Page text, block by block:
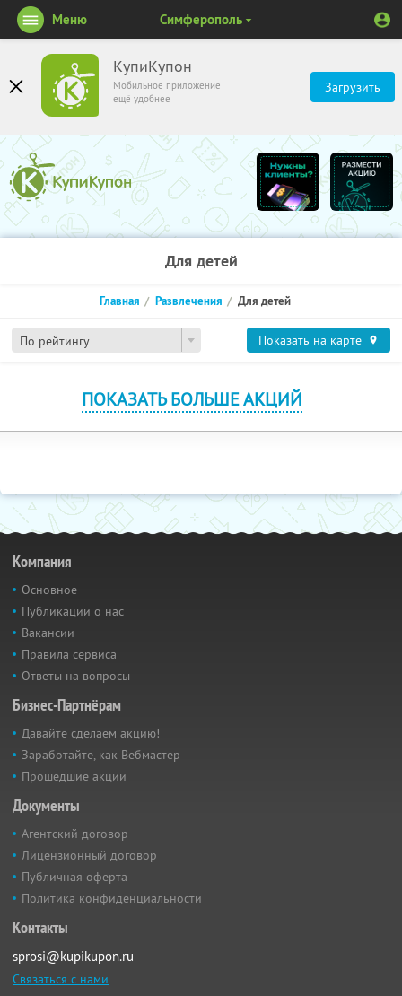
КупиКупон
Мобильное приложение
ещё удобнее
Загрузить
Меню Симферополь
Для детей
По рейтингу
Главная Развлечения Для детей
Показать на карте
ПОКАЗАТЬ БОЛЬШЕ АКЦИЙ
Компания
Основное
Публикации о нас
Вакансии
Правила сервиса
Ответы на вопросы
Бизнес-Партнёрам
Давайте сделаем акцию!
Заработайте, как Вебмастер
Прошедшие акции
Документы
Агентский договор
Лицензионный договор
Публичная оферта
Политика конфиденциальности
Контакты
sprosi@kupikupon.ru
Связаться с нами